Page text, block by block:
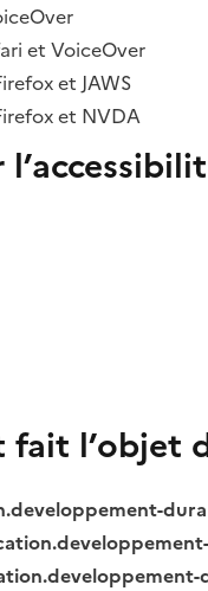
et VoiceOver
et JAWS
et NVDA
fait